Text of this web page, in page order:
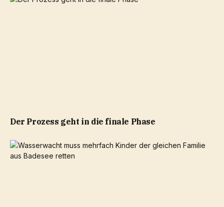
Der Prozess geht in die finale Phase